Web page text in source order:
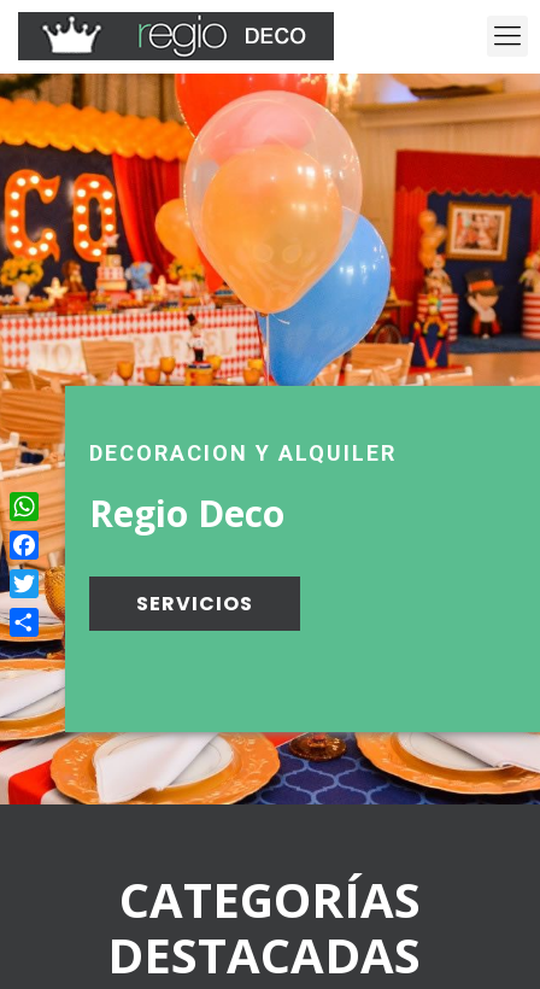
DECORACION Y ALQUILER
Regio Deco
SERVICIOS
CATEGORÍAS
DESTACADAS
WhatsApp
Facebook
Twitter
Compartir